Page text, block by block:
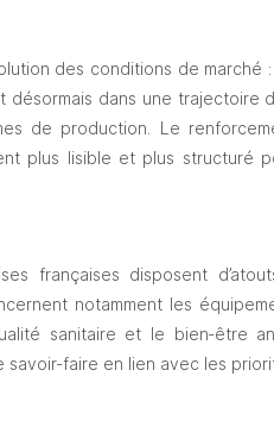
des conditions de marché
désormais dans une
de production. Le
plus lisible et plus structuré
françaises disposent
notamment les
sanitaire et le bien‑être
en lien avec les